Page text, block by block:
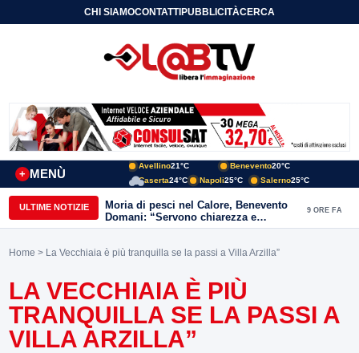
CHI SIAMOCONTATTIPUBBLICITÀCERCA
MENÙ
+
Avellino21°C Benevento20°C
Caserta24°C Napoli25°C Salerno25°C
ULTIME NOTIZIE
Moria di pesci nel Calore, Benevento
Domani: “Servono chiarezza e
approfondimenti sulla gestione
9 ORE FA
Home > La Vecchiaia è più tranquilla se la passi a Villa Arzilla”
LA VECCHIAIA È PIÙ
TRANQUILLA SE LA PASSI A
VILLA ARZILLA”